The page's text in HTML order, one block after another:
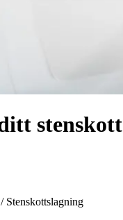
stenskott
/ Stenskottslagning